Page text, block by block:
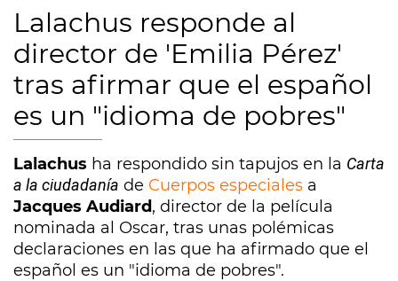
Lalachus responde al
director de 'Emilia Pérez'
tras afirmar que el español
es un "idioma de pobres"
Lalachus ha respondido sin tapujos en la Carta
a la ciudadanía de Cuerpos especiales a
Jacques Audiard, director de la película
nominada al Oscar, tras unas polémicas
declaraciones en las que ha afirmado que el
español es un "idioma de pobres".